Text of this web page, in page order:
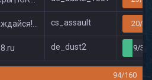
© Classic cs_assault 20/32
de_dust2 9/32
94/160